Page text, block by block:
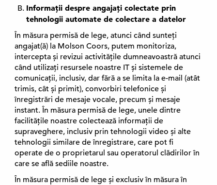
Informații despre angajați colectate prin
tehnologii automate de colectare a datelor
În măsura permisă de lege, atunci când sunteți
angajat(ă) la Molson Coors, putem monitoriza,
intercepta și revizui activitățile dumneavoastră atunci
când utilizați resursele noastre IT și sistemele de
comunicații, inclusiv, dar fără a se limita la e-mail (atât
trimis, cât și primit), convorbiri telefonice și
înregistrări de mesaje vocale, precum și mesaje
instant. În măsura permisă de lege, unele dintre
facilitățile noastre colectează informații de
supraveghere, inclusiv prin tehnologii video și alte
tehnologii similare de înregistrare, care pot fi
operate de o proprietarul sau operatorul clădirilor în
care se află sediile noastre.
În măsura permisă de lege și exclusiv în măsura în